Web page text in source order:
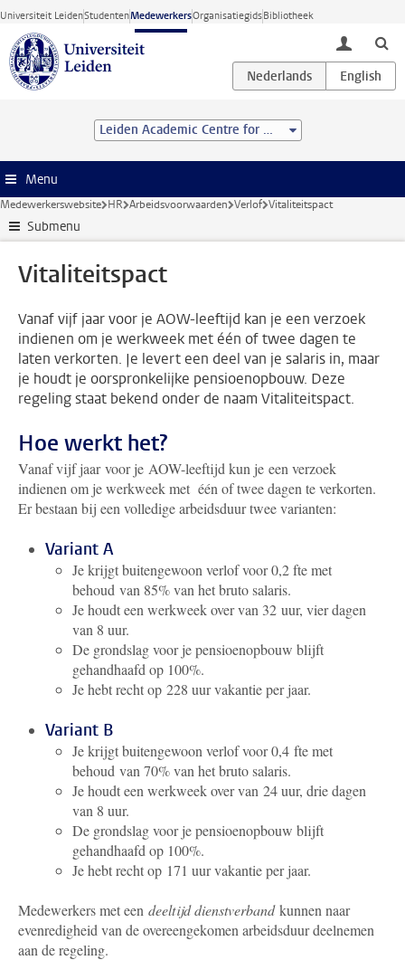
Ga direct naar de inhoud
Universiteit LeidenStudentenMedewerkersOrganisatiegidsBibliotheek
toggle
Leiden Academic Centre for Drug Research (LACDR)
Menu
Medewerkerswebsite HR Arbeidsvoorwaarden Verlof Vitaliteitspact
Submenu
Vitaliteitspact
Vanaf vijf jaar voor je AOW-leeftijd kan je een verzoek
indienen om je werkweek met één of twee dagen te
laten verkorten. Je levert een deel van je salaris in, maar
je houdt je oorspronkelijke pensioenopbouw. Deze
regeling staat bekend onder de naam Vitaliteitspact.
Hoe werkt het?
Vanaf vijf jaar voor je AOW-leeftijd kun je een verzoek
indienen om je werkweek met één of twee dagen te verkorten.
Er bestaan bij een volledige arbeidsduur twee varianten:
Variant A
Je krijgt buitengewoon verlof voor 0,2 fte met
behoud van 85% van het bruto salaris.
Je houdt een werkweek over van 32 uur, vier dagen
van 8 uur.
De grondslag voor je pensioenopbouw blijft
gehandhaafd op 100%.
Je hebt recht op 228 uur vakantie per jaar.
Variant B
Je krijgt buitengewoon verlof voor 0,4 fte met
behoud van 70% van het bruto salaris.
Je houdt een werkweek over van 24 uur, drie dagen
van 8 uur.
De grondslag voor je pensioenopbouw blijft
gehandhaafd op 100%.
Je hebt recht op 171 uur vakantie per jaar.
Medewerkers met een deeltijd dienstverbandkunnen naar
evenredigheid van de overeengekomen arbeidsduur deelnemen
aan de regeling.